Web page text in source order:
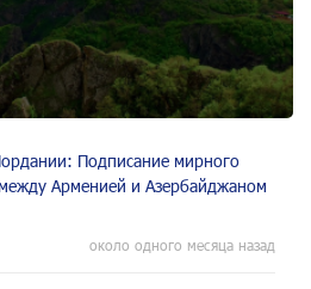
Подписание мирного
Арменией и Азербайджаном
около одного месяца назад